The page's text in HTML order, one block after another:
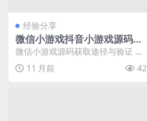
经验分享
微信小游戏抖音小游戏源码获
取与集成实践
微信小游戏源码获取途径与验证 获
取微信小游戏源码通常通过官方开
发者平台申请或第三...
11 月前 42